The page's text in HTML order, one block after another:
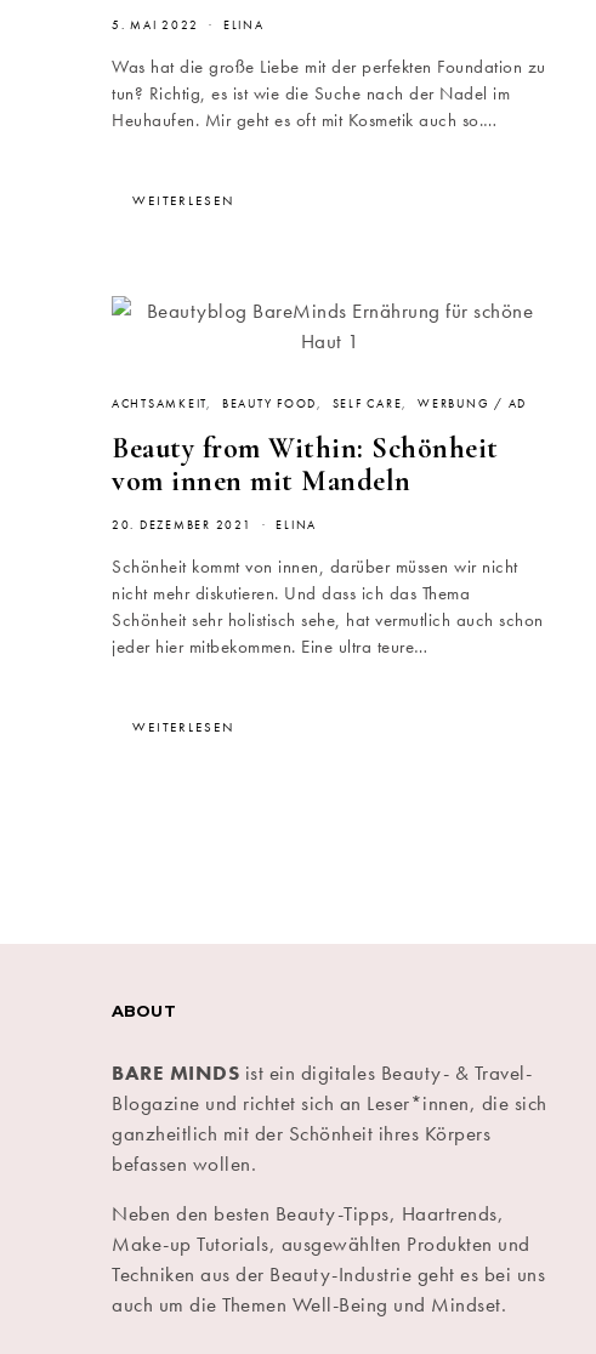
5. MAI 2022 ELINA
Was hat die große Liebe mit der perfekten Foundation zu
tun? Richtig, es ist wie die Suche nach der Nadel im
Heuhaufen. Mir geht es oft mit Kosmetik auch so.…
WEITERLESEN
ACHTSAMKEIT BEAUTY FOOD SELF CARE WERBUNG / AD
Beauty from Within: Schönheit
vom innen mit Mandeln
20. DEZEMBER 2021 ELINA
Schönheit kommt von innen, darüber müssen wir nicht
nicht mehr diskutieren. Und dass ich das Thema
Schönheit sehr holistisch sehe, hat vermutlich auch schon
jeder hier mitbekommen. Eine ultra teure…
WEITERLESEN
ABOUT
BARE MINDS ist ein digitales Beauty- & Travel-
Blogazine und richtet sich an Leser*innen, die sich
ganzheitlich mit der Schönheit ihres Körpers
befassen wollen.
Neben den besten Beauty-Tipps, Haartrends,
Make-up Tutorials, ausgewählten Produkten und
Techniken aus der Beauty-Industrie geht es bei uns
auch um die Themen Well-Being und Mindset.